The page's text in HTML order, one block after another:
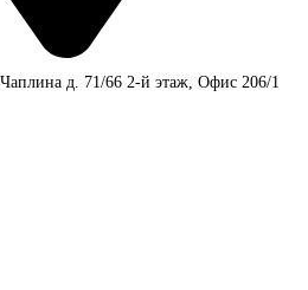
д. 71/66 2-й этаж, Офис 206/1